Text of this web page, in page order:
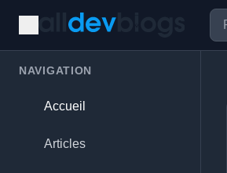
NAVIGATION
Accueil
Articles